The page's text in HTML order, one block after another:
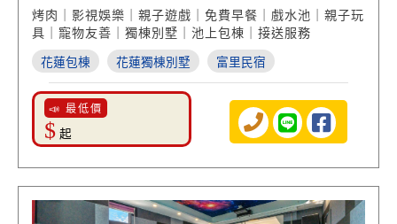
美景致】
烤肉｜影視娛樂｜親子遊戲｜免費早餐｜戲水池｜親子玩
具｜寵物友善｜獨棟別墅｜池上包棟｜接送服務
花蓮包棟 花蓮獨棟別墅 富里民宿
📣 最低價
$ 起